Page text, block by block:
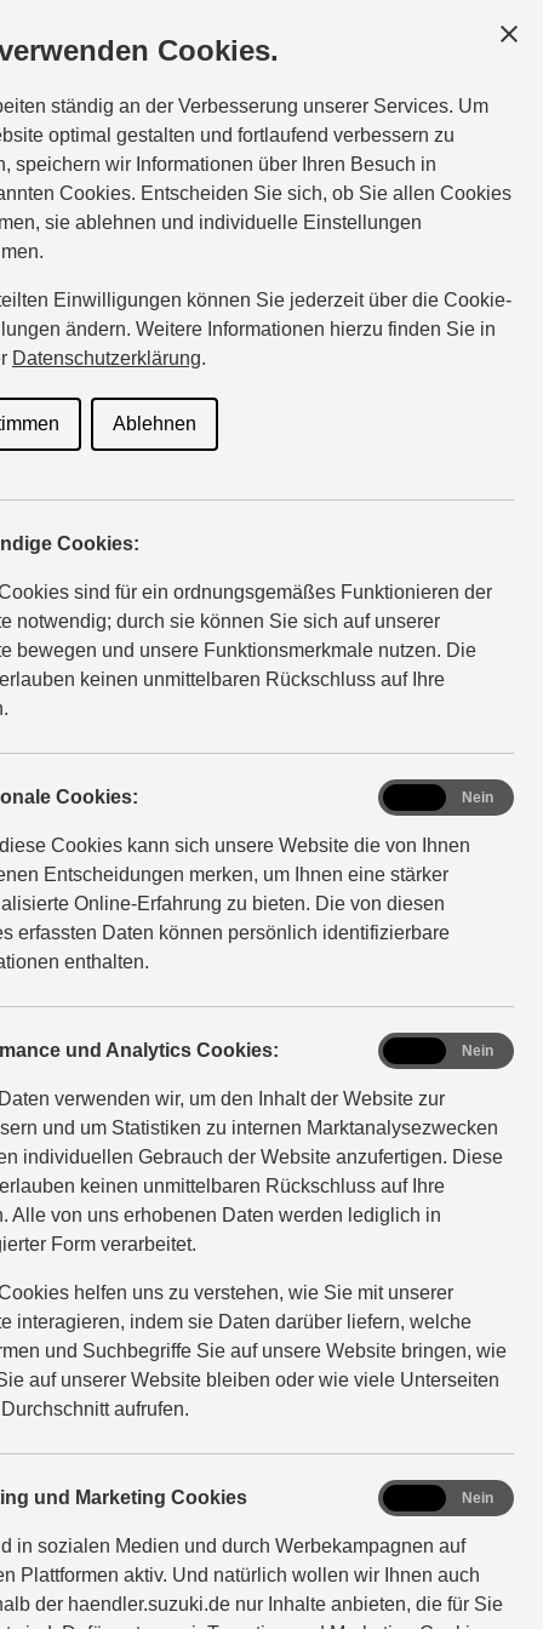
Cookies.
ständig an der Verbesserung unserer Services. Um
optimal gestalten und fortlaufend verbessern zu
speichern wir Informationen über Ihren Besuch in
Cookies. Entscheiden Sie sich, ob Sie allen Cookies
sie ablehnen und individuelle Einstellungen
Einwilligungen können Sie jederzeit über die Cookie-
ändern. Weitere Informationen hierzu finden Sie in
Datenschutzerklärung.
Ablehnen
Cookies:
sind für ein ordnungsgemäßes Funktionieren der
notwendig; durch sie können Sie sich auf unserer
bewegen und unsere Funktionsmerkmale nutzen. Die
keinen unmittelbaren Rückschluss auf Ihre
Cookies:
Cookies kann sich unsere Website die von Ihnen
Entscheidungen merken, um Ihnen eine stärker
Online-Erfahrung zu bieten. Die von diesen
erfassten Daten können persönlich identifizierbare
enthalten.
functionalNein
und Analytics Cookies:
verwenden wir, um den Inhalt der Website zur
und um Statistiken zu internen Marktanalysezwecken
individuellen Gebrauch der Website anzufertigen. Diese
keinen unmittelbaren Rückschluss auf Ihre
Alle von uns erhobenen Daten werden lediglich in
Form verarbeitet.
helfen uns zu verstehen, wie Sie mit unserer
interagieren, indem sie Daten darüber liefern, welche
und Suchbegriffe Sie auf unsere Website bringen, wie
auf unserer Website bleiben oder wie viele Unterseiten
aufrufen.
analytics Nein
und Marketing Cookies
in sozialen Medien und durch Werbekampagnen auf
Plattformen aktiv. Und natürlich wollen wir Ihnen auch
der haendler.suzuki.de nur Inhalte anbieten, die für Sie
marketingNein